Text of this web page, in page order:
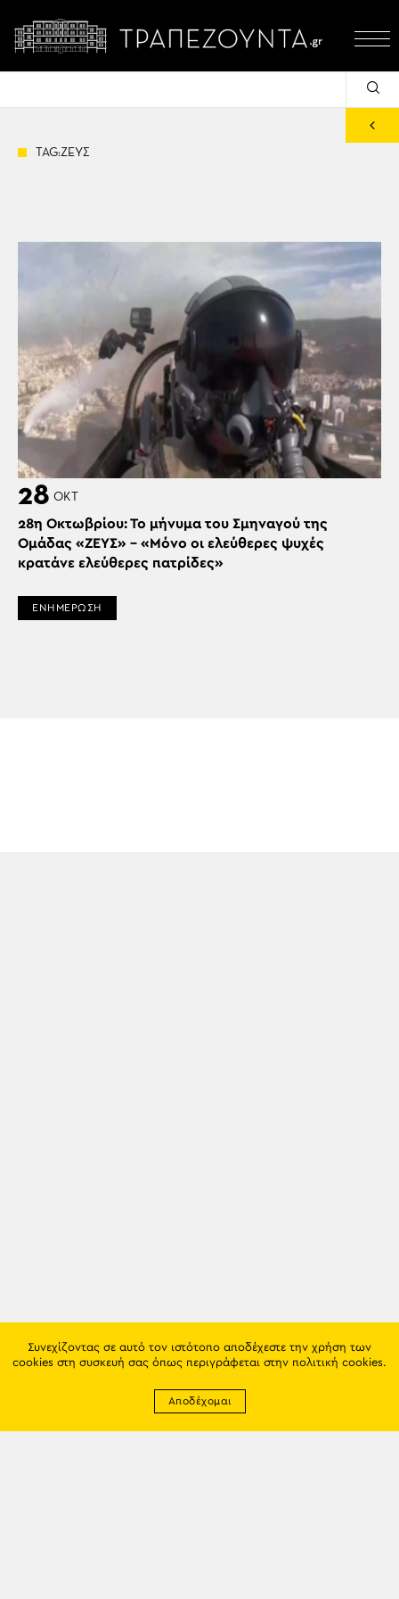
TAG:ΖΕΥΣ
28 ΟΚΤ
28η Οκτωβρίου: Το μήνυμα του Σμηναγού της
Ομάδας «ΖΕΥΣ» – «Μόνο οι ελεύθερες ψυχές
κρατάνε ελεύθερες πατρίδες»
ΕΝΗΜΕΡΩΣΗ
Συνεχίζοντας σε αυτό τον ιστότοπο αποδέχεστε την χρήση των
cookies στη συσκευή σας όπως περιγράφεται στην πολιτική cookies.
Αποδέχομαι